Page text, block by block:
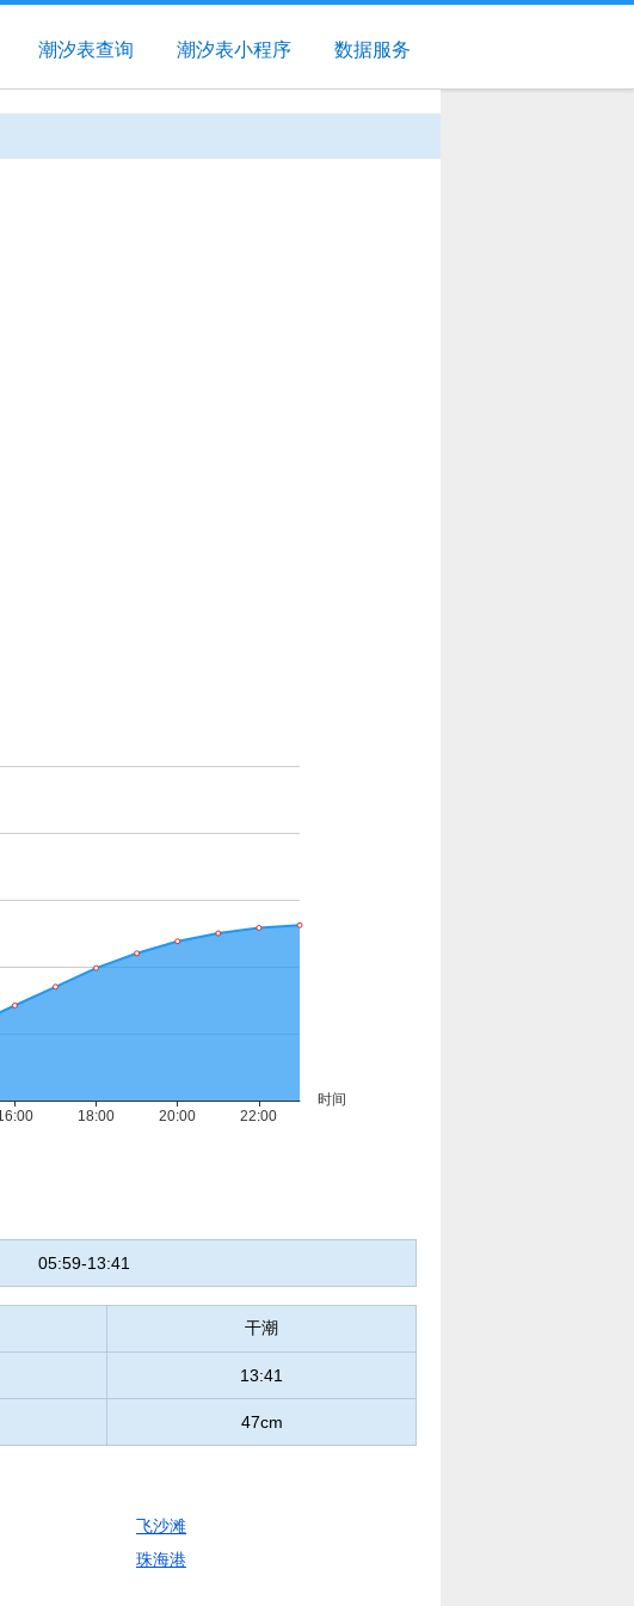
潮汐表查询 潮汐表小程序 数据服务
05:59-13:41
干潮
13:41
47cm
飞沙滩
珠海港